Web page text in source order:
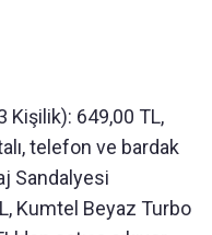
Kişilik): 649,00 TL,
telefon ve bardak
Sandalyesi
Kumtel Beyaz Turbo